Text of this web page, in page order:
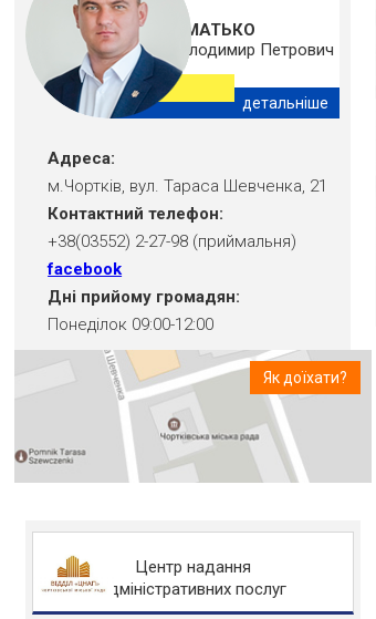
ШМАТЬКО
Володимир Петрович
детальніше
Адреса:
м.Чортків, вул. Тараса Шевченка, 21
Контактний телефон:
+38(03552) 2-27-98 (приймальня)
facebook
Дні прийому громадян:
Понеділок 09:00-12:00
Як доїхати?
Центр надання
адміністративних послуг